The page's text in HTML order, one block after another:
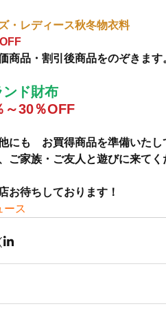
・レディース秋冬物衣料
価商品・割引後商品をのぞきます
ンド財布
～30％OFF
にも　お買得商品を準備いた
ご家族・ご友人と遊びに来てく
お待ちしております！
ース